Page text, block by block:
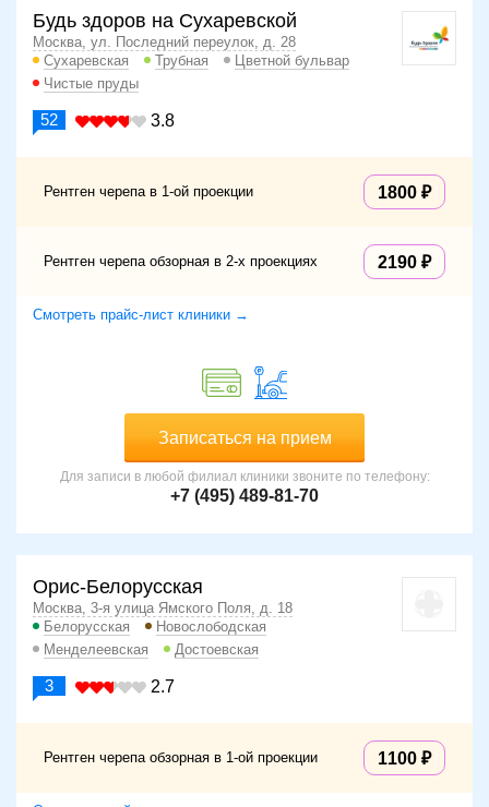
Будь здоров на Сухаревской
Москва, ул. Последний переулок, д. 28
Сухаревская
Трубная
Цветной бульвар
Чистые пруды
52 3.8
Рентген черепа в 1-ой проекции 1800
Рентген черепа обзорная в 2-х проекциях 2190
Смотреть прайс-лист клиники →
Записаться на прием
Для записи в любой филиал клиники звоните по телефону:
+7 (495) 489-81-70
Орис-Белорусская
Москва, 3-я улица Ямского Поля, д. 18
Белорусская
Новослободская
Менделеевская
Достоевская
3 2.7
Рентген черепа обзорная в 1-ой проекции 1100